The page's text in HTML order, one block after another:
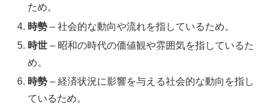
ため。
時勢 – 社会的な動向や流れを指しているため。
時世 – 昭和の時代の価値観や雰囲気を指しているた
め。
時勢 – 経済状況に影響を与える社会的な動向を指し
ているため。